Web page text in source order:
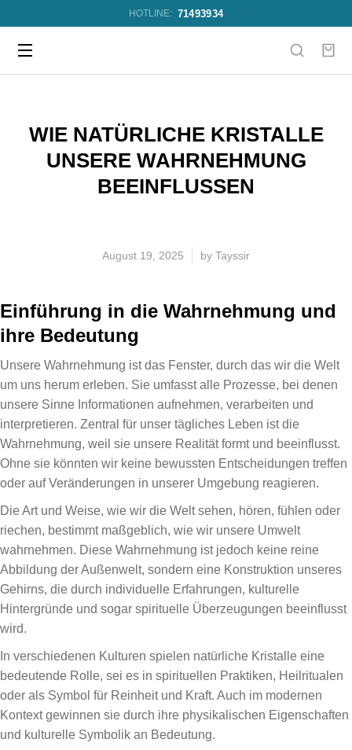
HOTLINE: 71493934
WIE NATÜRLICHE KRISTALLE
UNSERE WAHRNEHMUNG
BEEINFLUSSEN
August 19, 2025 by Tayssir
Einführung in die Wahrnehmung und
ihre Bedeutung
Unsere Wahrnehmung ist das Fenster, durch das wir die Welt
um uns herum erleben. Sie umfasst alle Prozesse, bei denen
unsere Sinne Informationen aufnehmen, verarbeiten und
interpretieren. Zentral für unser tägliches Leben ist die
Wahrnehmung, weil sie unsere Realität formt und beeinflusst.
Ohne sie könnten wir keine bewussten Entscheidungen treffen
oder auf Veränderungen in unserer Umgebung reagieren.
Die Art und Weise, wie wir die Welt sehen, hören, fühlen oder
riechen, bestimmt maßgeblich, wie wir unsere Umwelt
wahrnehmen. Diese Wahrnehmung ist jedoch keine reine
Abbildung der Außenwelt, sondern eine Konstruktion unseres
Gehirns, die durch individuelle Erfahrungen, kulturelle
Hintergründe und sogar spirituelle Überzeugungen beeinflusst
wird.
In verschiedenen Kulturen spielen natürliche Kristalle eine
bedeutende Rolle, sei es in spirituellen Praktiken, Heilritualen
oder als Symbol für Reinheit und Kraft. Auch im modernen
Kontext gewinnen sie durch ihre physikalischen Eigenschaften
und kulturelle Symbolik an Bedeutung.